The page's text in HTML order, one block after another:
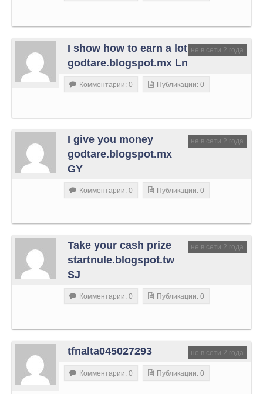
не в сети 2 года
I show how to earn a lot
godtare.blogspot.mx Ln
Комментарии: 0 Публикации: 0
не в сети 2 года
I give you money
godtare.blogspot.mx
GY
Комментарии: 0 Публикации: 0
не в сети 2 года
Take your cash prize
startnule.blogspot.tw
SJ
Комментарии: 0 Публикации: 0
не в сети 2 года
tfnalta045027293
Комментарии: 0 Публикации: 0